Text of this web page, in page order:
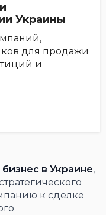
Украины
для продажи
и
в Украине,
к сделке